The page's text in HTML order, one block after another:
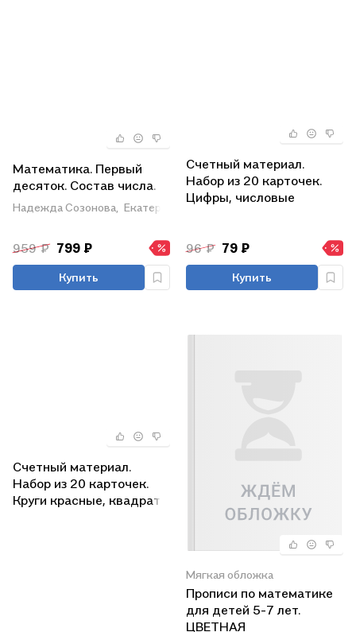
Математика. Первый
десяток. Состав числа.
Задачи. Методическое
пособие с
детей 5-8 лет
Надежда Созонова, Екатерина Куцина, Владимир Созонов
959 ₽ 799 ₽
Купить
Счетный материал.
Набор из 20 карточек.
Цифры, числовые
ступеньки, 4-5 лет, 5-6
лет, 6-7 лет)
96 ₽ 79 ₽
Купить
Счетный материал.
Набор из 20 карточек.
Круги красные, квадраты
Мягкая обложка
Прописи по математике
для детей 5-7 лет.
ЦВЕТНАЯ